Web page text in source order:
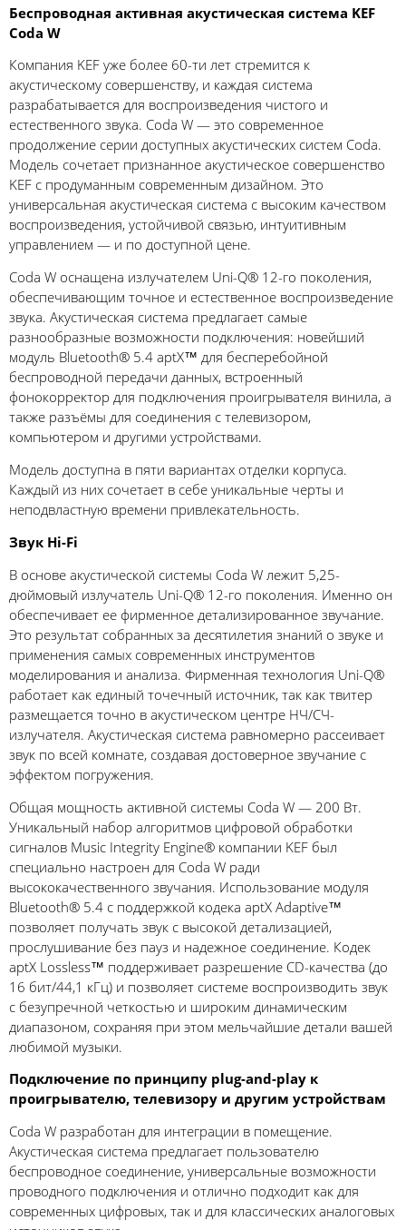
Беспроводная активная акустическая система KEF
Coda W
Компания KEF уже более 60-ти лет стремится к
акустическому совершенству, и каждая система
разрабатывается для воспроизведения чистого и
естественного звука. Coda W — это современное
продолжение серии доступных акустических систем Coda.
Модель сочетает признанное акустическое совершенство
KEF с продуманным современным дизайном. Это
универсальная акустическая система с высоким качеством
воспроизведения, устойчивой связью, интуитивным
управлением — и по доступной цене.
Coda W оснащена излучателем Uni-Q® 12-го поколения,
обеспечивающим точное и естественное воспроизведение
звука. Акустическая система предлагает самые
разнообразные возможности подключения: новейший
модуль Bluetooth® 5.4 aptX™ для бесперебойной
беспроводной передачи данных, встроенный
фонокорректор для подключения проигрывателя винила, а
также разъёмы для соединения с телевизором,
компьютером и другими устройствами.
Модель доступна в пяти вариантах отделки корпуса.
Каждый из них сочетает в себе уникальные черты и
неподвластную времени привлекательность.
Звук Hi-Fi
В основе акустической системы Coda W лежит 5,25-
дюймовый излучатель Uni-Q® 12-го поколения. Именно он
обеспечивает ее фирменное детализированное звучание.
Это результат собранных за десятилетия знаний о звуке и
применения самых современных инструментов
моделирования и анализа. Фирменная технология Uni-Q®
работает как единый точечный источник, так как твитер
размещается точно в акустическом центре НЧ/СЧ-
излучателя. Акустическая система равномерно рассеивает
звук по всей комнате, создавая достоверное звучание с
эффектом погружения.
Общая мощность активной системы Coda W — 200 Вт.
Уникальный набор алгоритмов цифровой обработки
сигналов Music Integrity Engine® компании KEF был
специально настроен для Coda W ради
высококачественного звучания. Использование модуля
Bluetooth® 5.4 с поддержкой кодека aptX Adaptive™
позволяет получать звук с высокой детализацией,
прослушивание без пауз и надежное соединение. Кодек
aptX Lossless™ поддерживает разрешение CD-качества (до
16 бит/44,1 кГц) и позволяет системе воспроизводить звук
с безупречной четкостью и широким динамическим
диапазоном, сохраняя при этом мельчайшие детали вашей
любимой музыки.
Подключение по принципу plug-and-play к
проигрывателю, телевизору и другим устройствам
Coda W разработан для интеграции в помещение.
Акустическая система предлагает пользователю
беспроводное соединение, универсальные возможности
проводного подключения и отлично подходит как для
современных цифровых, так и для классических аналоговых